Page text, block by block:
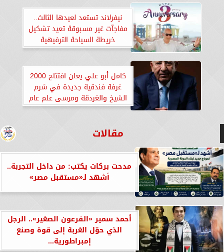
نيفرلاند تستعد لعيدها الثالث..
مفاجآت غير مسبوقة تعيد تشكيل
خريطة السياحة الترفيهية
كامل أبو علي يعلن افتتاح 2000
غرفة فندقية جديدة في شرم
الشيخ والغردقة ومرسى علم عام
2026
مقالات
مدحت بركات يكتب: من داخل التجربة..
أشهد لـ«مستقبل مصر»
أحمد سمير «الفرعون الصغير».. الرجل
الذي حوّل الغربة إلى قوة وصنع
إمبراطورية...